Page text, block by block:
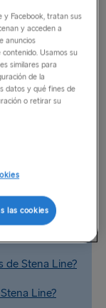
sin coste
reserva" o
superior del
pestaña
"
de Stena Line?
Line?
y Facebook, tratan sus
y acceden a
anuncios
Usamos su
similares para
de la
datos y qué fines de
o retirar su
las cookies